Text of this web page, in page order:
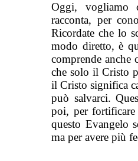
Oggi, vogliamo
racconta, per
Ricordate che lo
modo diretto, è
comprende anche
che solo il Cristo
il Cristo significa
può salvarci.
poi, per
questo Evangelo
ma per avere più